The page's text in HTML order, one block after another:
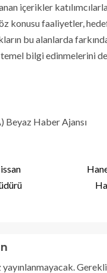
içerikler
konusu faaliyetler,
bu alanlarda
temel bilgi edinmelerini
Beyaz Haber Ajansı